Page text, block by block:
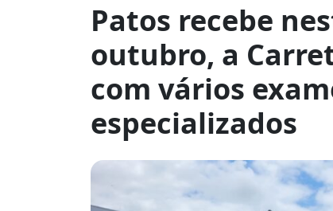
Patos recebe
outubro, a
com vários
especializados